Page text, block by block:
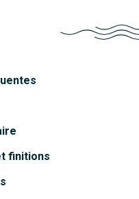
finitions